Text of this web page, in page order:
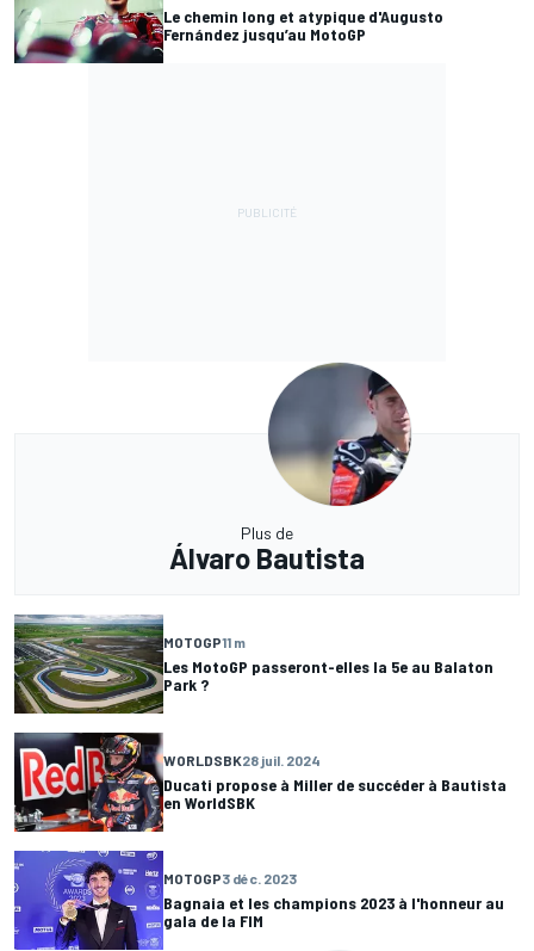
Le chemin long et atypique d'Augusto
Fernández jusqu’au MotoGP
Plus de
Álvaro Bautista
MOTOGP11 m
Les MotoGP passeront-elles la 5e au Balaton
Park ?
WORLDSBK28 juil. 2024
Ducati propose à Miller de succéder à Bautista
en WorldSBK
MOTOGP3 déc. 2023
Bagnaia et les champions 2023 à l'honneur au
gala de la FIM